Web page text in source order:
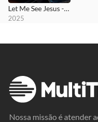
Let Me See Jesus - MultiTracks.com Session
2025
Nossa missão é atender